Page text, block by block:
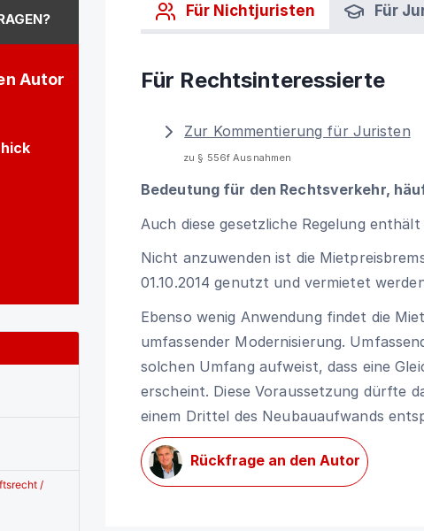
Autor
Für Nichtjuristen Für
Für Rechtsinteressierte
Zur Kommentierung für Juristen
zu § 556f Ausnahmen
Bedeutung für den Rechtsverkehr,
Auch diese gesetzliche Regelung
Nicht anzuwenden ist die
01.10.2014 genutzt und vermietet
Ebenso wenig Anwendung findet die
umfassender Modernisierung.
solchen Umfang aufweist, dass eine
erscheint. Diese Voraussetzung dürfte
einem Drittel des Neubauaufwands
Rückfrage an den Autor